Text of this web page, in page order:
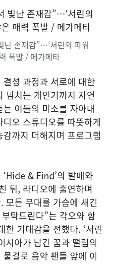
난 존재감”…‘서린의 파워
폭발 / 메가메타
성 과정과 서로에 대한
넘치는 개인기까지 자연
이들의 미소를 자아내
오 스튜디오를 따뜻하게
까지 더해지며 프로그램
& Find’의 발매와
뒤, 라디오에 출연하며
모든 무대를 가슴에 새긴
탁드린다”는 각오와 함
기대감을 전했다. ‘서린
시아가 남긴 꿈과 떨림의
결로 음악 팬들 앞에 이